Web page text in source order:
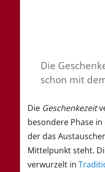
Die
schon mit
Die Geschenkezeit
besondere Phase
der das
Mittelpunkt steht.
verwurzelt in